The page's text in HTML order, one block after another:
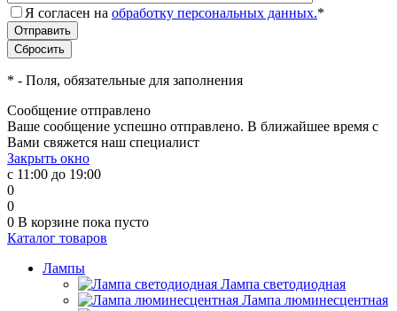
Я согласен на обработку персональных данных.*
* - Поля, обязательные для заполнения
Сообщение отправлено
Ваше сообщение успешно отправлено. В ближайшее время с
Вами свяжется наш специалист
Закрыть окно
с 11:00 до 19:00
0
0
0 В корзине пока пусто
Каталог товаров
Лампы
Лампа светодиодная
Лампа люминесцентная